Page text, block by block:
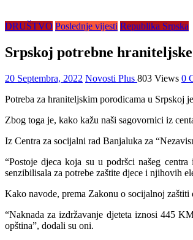
DRUŠTVO Poslednje vijesti Republika Srpska
Srpskoj potrebne
20 Septembra, 2022 Novosti Plus 803 Views 0
Potreba za hraniteljskim porodicama u Srpskoj
Zbog toga je, kako kažu naši sagovornici iz
Iz Centra za socijalni rad Banjaluka za
“Postoje djeca koja su u podršci našeg
senzibilisala za potrebe zaštite djece i njihovih
Kako navode, prema Zakonu o socijalnoj
“Naknada za izdržavanje djeteta iznosi 445
opština”, dodali su oni.